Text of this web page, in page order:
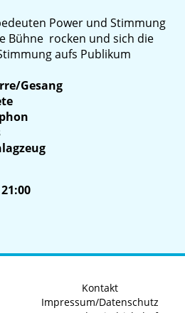
Power und Stimmung
Bühne rocken und sich die
aufs Publikum
Gesang
Kontakt
Impressum/Datenschutz